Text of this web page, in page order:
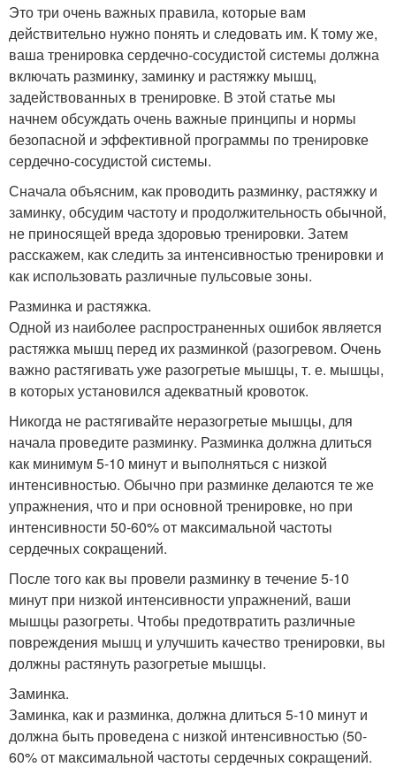
Это три очень важных правила, которые вам
действительно нужно понять и следовать им. К тому же,
ваша тренировка сердечно-сосудистой системы должна
включать разминку, заминку и растяжку мышц,
задействованных в тренировке. В этой статье мы
начнем обсуждать очень важные принципы и нормы
безопасной и эффективной программы по тренировке
сердечно-сосудистой системы.
Сначала объясним, как проводить разминку, растяжку и
заминку, обсудим частоту и продолжительность обычной,
не приносящей вреда здоровью тренировки. Затем
расскажем, как следить за интенсивностью тренировки и
как использовать различные пульсовые зоны.
Разминка и растяжка.
Одной из наиболее распространенных ошибок является
растяжка мышц перед их разминкой (разогревом. Очень
важно растягивать уже разогретые мышцы, т. е. мышцы,
в которых установился адекватный кровоток.
Никогда не растягивайте неразогретые мышцы, для
начала проведите разминку. Разминка должна длиться
как минимум 5-10 минут и выполняться с низкой
интенсивностью. Обычно при разминке делаются те же
упражнения, что и при основной тренировке, но при
интенсивности 50-60% от максимальной частоты
сердечных сокращений.
После того как вы провели разминку в течение 5-10
минут при низкой интенсивности упражнений, ваши
мышцы разогреты. Чтобы предотвратить различные
повреждения мышц и улучшить качество тренировки, вы
должны растянуть разогретые мышцы.
Заминка.
Заминка, как и разминка, должна длиться 5-10 минут и
должна быть проведена с низкой интенсивностью (50-
60% от максимальной частоты сердечных сокращений.